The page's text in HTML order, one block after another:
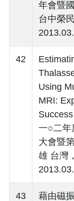
年會暨
台中榮
42
Using
MRI:
一○二年
大會暨
雄 台灣，
43
藉由磁